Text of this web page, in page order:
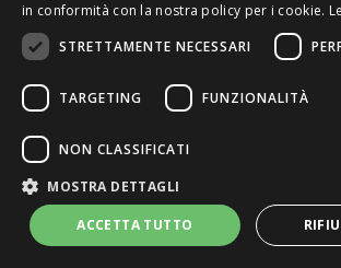
Durata brano
Per un preventivo
in conformità con la nostra policy per i cookie.
STRETTAMENTE NECESSARI
TARGETING FUNZIONALITÀ
NON CLASSIFICATI
MOSTRA DETTAGLI
ACCETTA TUTTO